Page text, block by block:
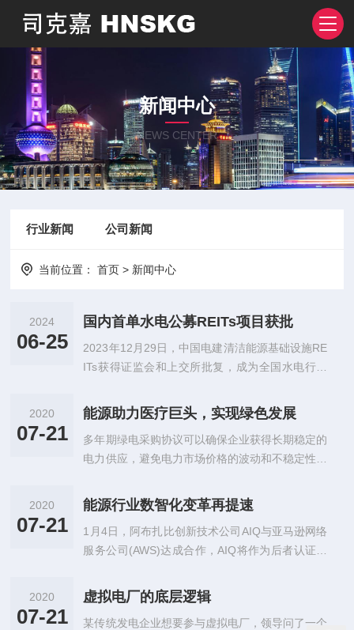
新闻中心
NEWS CENTER
行业新闻 公司新闻
当前位置：首页 > 新闻中心
2024
06-25
国内首单水电公募REITs项目获批
2023年12月29日，中国电建清洁能源基础设施RE
ITs获得证监会和上交所批复，成为全国水电行业
REITs项目，中
2020
07-21
能源助力医疗巨头，实现绿色发展
多年期绿电采购协议可以确保企业获得长期稳定的
电力供应，避免电力市场价格的波动和不稳定性对
业提供稳定的市场需求和收入来
2020
07-21
能源行业数智化变革再提速
1月4日，阿布扎比创新技术公司AIQ与亚马逊网络
服务公司(AWS)达成合作，AIQ将作为后者认证合
入AW
2020
07-21
虚拟电厂的底层逻辑
某传统发电企业想要参与虚拟电厂，领导问了一个